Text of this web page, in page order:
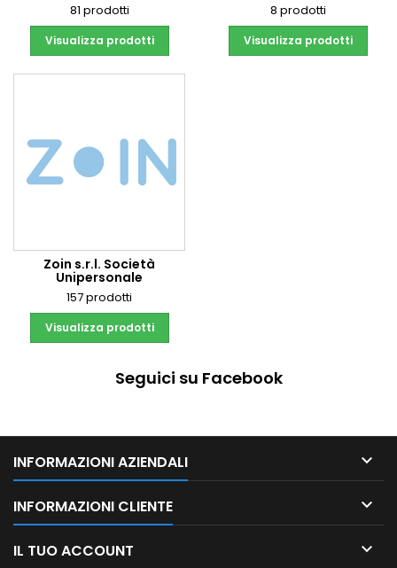
81 prodotti
Visualizza prodotti
8 prodotti
Visualizza prodotti
Zoin s.r.l. Società
Unipersonale
157 prodotti
Visualizza prodotti
Seguici su Facebook
INFORMAZIONI AZIENDALI 
INFORMAZIONI CLIENTE 
IL TUO ACCOUNT 